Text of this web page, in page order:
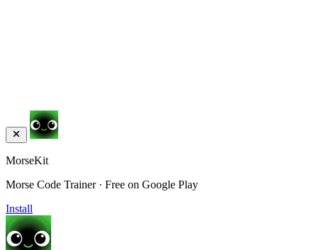
MorseKit
Morse Code Trainer · Free on Google Play
Install